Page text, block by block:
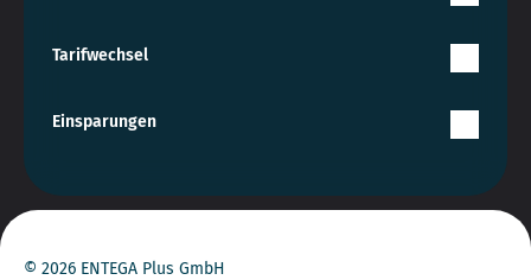
Tarifwechsel
Einsparungen
© 2026 ENTEGA Plus GmbH